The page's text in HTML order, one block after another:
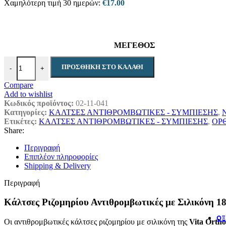
Χαμηλότερη τιμή 30 ημερών: €17.00
ΜΕΓΕΘΟΣ
-
Κάλτσες ριζομηρίου Αντιθρομβωτικές με σιλικόνη 18-24 mmHg
+ ΠΡΟΣΘΉΚΗ ΣΤΟ ΚΑΛΆΘΙ
Compare
Add to wishlist
Κωδικός προϊόντος: 02-11-041
Κατηγορίες: ΚΑΛΤΣΕΣ ΑΝΤΙΘΡΟΜΒΩΤΙΚΕΣ - ΣΥΜΠΙΕΣΗΣ,
Ετικέτες: ΚΑΛΤΣΕΣ ΑΝΤΙΘΡΟΜΒΩΤΙΚΕΣ - ΣΥΜΠΙΕΣΗΣ,
Share:
Περιγραφή
Επιπλέον πληροφορίες
Shipping & Delivery
Περιγραφή
Κάλτσες Ριζομηρίου Αντιθρομβωτικές με
Οι αντιθρομβωτικές κάλτσες ριζομηρίου με σιλικόνη της Vita